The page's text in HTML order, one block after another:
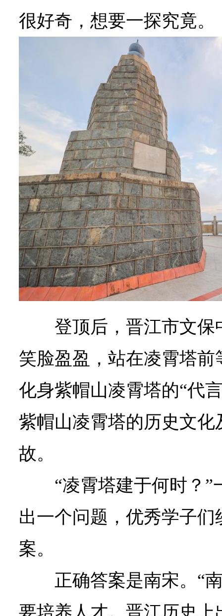
很好奇，想要一探究竟。
登顶后，晋江市文
笑脸盈盈，站在凌霄塔
化身紫帽山凌霄塔的“代
紫帽山凌霄塔的历史文
故。
“凌霄塔建于何时？
出一个问题，优秀学子
案。
正确答案是南宋。“